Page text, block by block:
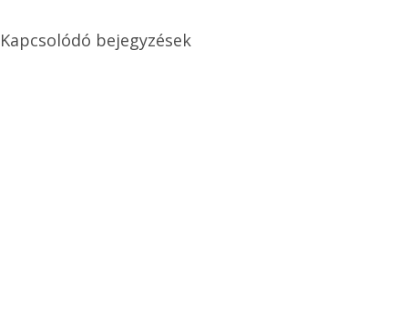
Kapcsolódó bejegyzések